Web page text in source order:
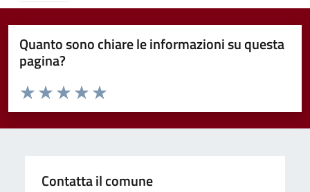
Quanto sono chiare le informazioni su questa
pagina?
Valuta da 1 a 5 stelle la pagina
Valuta 5 stelle su 5
Valuta 4 stelle su 5
Valuta 3 stelle su 5
Valuta 2 stelle su 5
Valuta 1 stelle su 5
Contatta il comune